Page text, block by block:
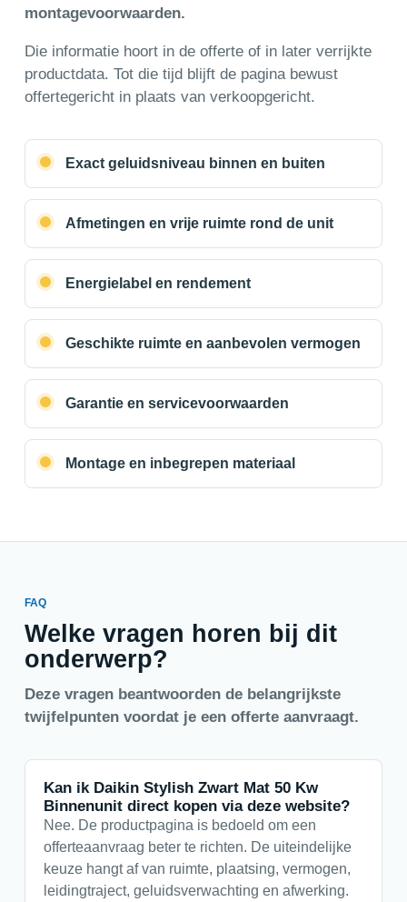
montagevoorwaarden.
Die informatie hoort in de offerte of in later verrijkte
productdata. Tot die tijd blijft de pagina bewust
offertegericht in plaats van verkoopgericht.
Exact geluidsniveau binnen en buiten
Afmetingen en vrije ruimte rond de unit
Energielabel en rendement
Geschikte ruimte en aanbevolen vermogen
Garantie en servicevoorwaarden
Montage en inbegrepen materiaal
FAQ
Welke vragen horen bij dit
onderwerp?
Deze vragen beantwoorden de belangrijkste
twijfelpunten voordat je een offerte aanvraagt.
Kan ik Daikin Stylish Zwart Mat 50 Kw
Binnenunit direct kopen via deze website?
Nee. De productpagina is bedoeld om een
offerteaanvraag beter te richten. De uiteindelijke
keuze hangt af van ruimte, plaatsing, vermogen,
leidingtraject, geluidsverwachting en afwerking.